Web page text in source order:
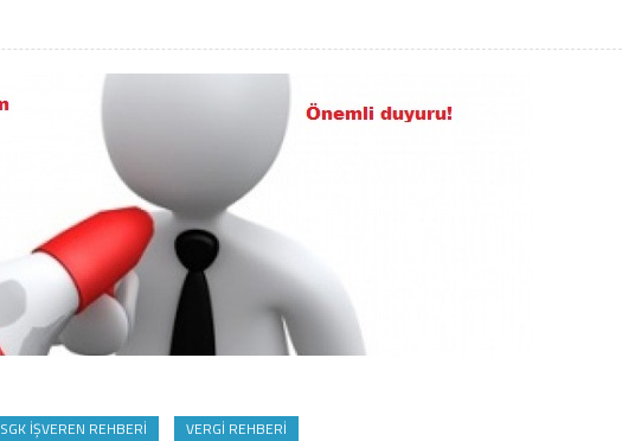
SGK İŞVEREN REHBERI VERGI REHBERI